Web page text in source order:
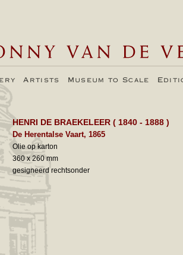
Artists Museum to Scale
HENRI DE BRAEKELEER ( 1840 - 1888 )
De Herentalse Vaart, 1865
Olie op karton
360 x 260 mm
gesigneerd rechtsonder